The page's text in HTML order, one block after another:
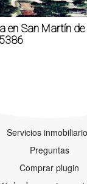
en San Martín
Servicios
Preguntas
Comprar plugin